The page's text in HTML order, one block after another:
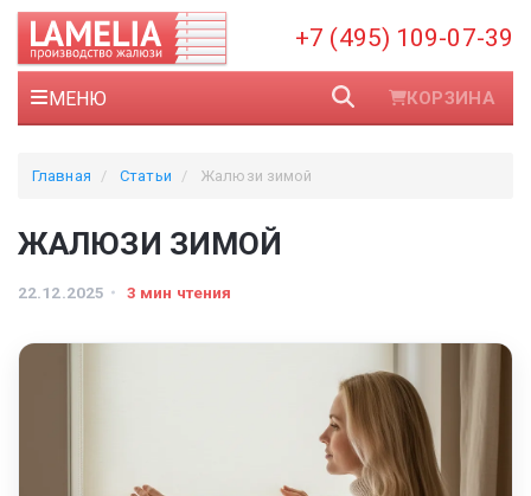
+7 (495) 109-07-39
МЕНЮ КОРЗИНА
Главная Статьи Жалюзи зимой
ЖАЛЮЗИ ЗИМОЙ
22.12.2025 3 мин чтения